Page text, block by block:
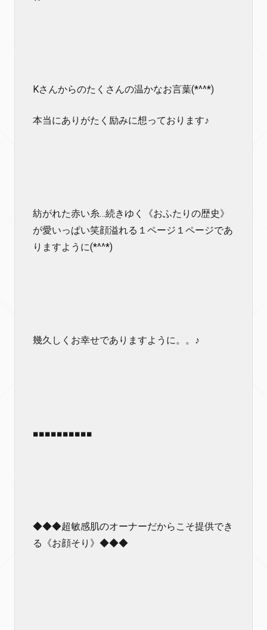
Kさんからのたくさんの温かなお言葉(*^^*)
本当にありがたく励みに想っております♪
紡がれた赤い糸…続きゆく《おふたりの歴史》
が愛いっぱい笑顔溢れる１ページ１ページであ
りますように(*^^*)
幾久しくお幸せでありますように。。♪
■■■■■■■■■■
◆◆◆超敏感肌のオーナーだからこそ提供でき
る《お顔そり》◆◆◆